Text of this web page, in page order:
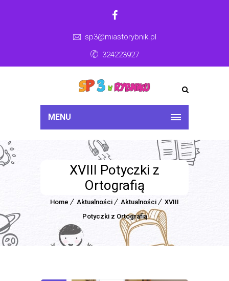
sp3@miastorybnik.pl
324223927
MENU
XVIII Potyczki z
Ortografią
Home Aktualności Aktualności
XVIII
Potyczki z Ortografią